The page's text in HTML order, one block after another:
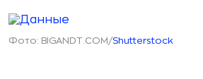
Фото: BIGANDT.COM/Shutterstock